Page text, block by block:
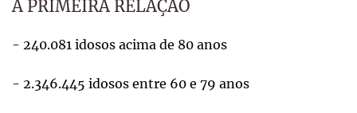
A PRIMEIRA RELAÇÃO
- 240.081 idosos acima de 80 anos
- 2.346.445 idosos entre 60 e 79 anos